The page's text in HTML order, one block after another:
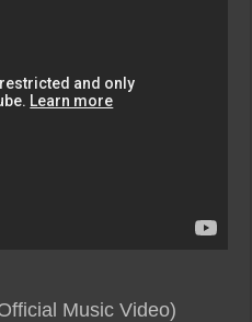
Music Video)